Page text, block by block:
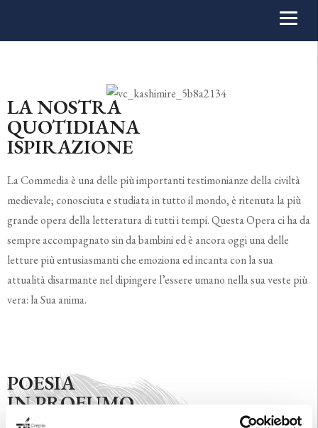
LA NOSTRA
QUOTIDIANA
ISPIRAZIONE
La Commedia è una delle più importanti testimonianze della civiltà
medievale; conosciuta e studiata in tutto il mondo, è ritenuta la più
grande opera della letteratura di tutti i tempi. Questa Opera ci ha da
sempre accompagnato sin da bambini ed è ancora oggi una delle
letture più entusiasmanti che emoziona ed incanta con la sua
attualità disarmante nel dipingere l’essere umano nella sua veste più
vera: la Sua anima.
POESIA
IN PROFUMO